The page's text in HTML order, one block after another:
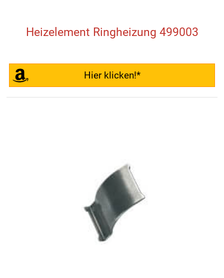
Heizelement Ringheizung 499003
Hier klicken!*